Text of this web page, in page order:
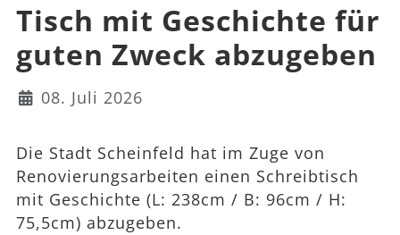
Tisch mit Geschichte für
guten Zweck abzugeben
Details
08. Juli 2026
Die Stadt Scheinfeld hat im Zuge von
Renovierungsarbeiten einen Schreibtisch
mit Geschichte (L: 238cm / B: 96cm / H:
75,5cm) abzugeben.